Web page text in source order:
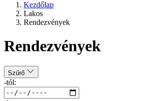
Kezdőlap
Lakos
Rendezvények
Rendezvények
Szűrő
-tól: